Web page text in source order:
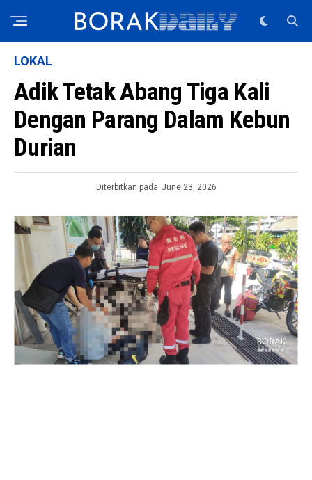
LOKAL
Adik Tetak Abang Tiga Kali
Dengan Parang Dalam Kebun
Durian
Diterbitkan pada June 23, 2026